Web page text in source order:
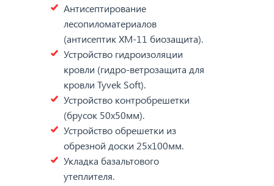
Антисептирование
лесопиломатериалов
(антисептик ХМ-11 биозащита).
Устройство гидроизоляции
кровли (гидро-ветрозащита для
кровли Tyvek Soft).
Устройство контробрешетки
(брусок 50х50мм).
Устройство обрешетки из
обрезной доски 25х100мм.
Укладка базальтового
утеплителя.